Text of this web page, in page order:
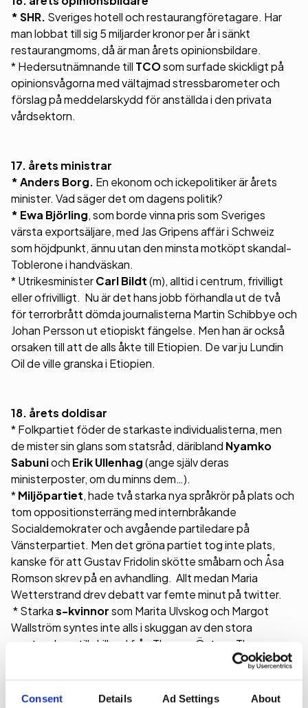
Consent Details Ad Settings About
* SHR. Sveriges hotell och restaurangföretagare. Har
man lobbat till sig 5 miljarder kronor per år i sänkt
restaurangmoms, då är man årets opinionsbildare.
* Hedersutnämnande till TCOsom surfade skickligt på
opinionsvågorna med vältajmad stressbarometer och
förslag på meddelarskydd för anställda i den privata
vårdsektorn.
17. årets ministrar
* Anders Borg. En ekonom och ickepolitiker är årets
minister. Vad säger det om dagens politik?
* Ewa Björling, som borde vinna pris som Sveriges
värsta exportsäljare, med Jas Gripens affär i Schweiz
som höjdpunkt, ännu utan den minsta motköpt skandal-
Toblerone i handväskan.
* UtrikesministerCarl Bildt(m), alltid i centrum, frivilligt
eller ofrivilligt. Nu är det hans jobb förhandla ut de två
för terrorbrått dömda journalisterna Martin Schibbye och
Johan Persson ut etiopiskt fängelse. Men han är också
orsaken till att de alls åkte till Etiopien. De var ju Lundin
Oil de ville granska i Etiopien.
18. årets doldisar
* Folkpartiet föder de starkaste individualisterna, men
de mister sin glans som statsråd, däribland Nyamko
Sabunioch Erik Ullenhag(ange själv deras
ministerposter, om du minns dem…).
*Miljöpartiet, hade två starka nya språkrör på plats och
tom oppositionsterräng med internbråkande
Socialdemokrater och avgående partiledare på
Vänsterpartiet. Men det gröna partiet tog inte plats,
kanske för att Gustav Fridolin skötte småbarn och Åsa
Romson skrev på en avhandling. Allt medan Maria
Wetterstrand drev debatt var femte minut på twitter.
* Starkas-kvinnorsom Marita Ulvskog och Margot
Wallström syntes inte alls i skuggan av den stora
mustaschen, till skillnad från Thomas Östros, Thomas